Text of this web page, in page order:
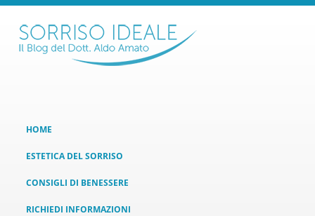
HOME
ESTETICA DEL SORRISO
CONSIGLI DI BENESSERE
RICHIEDI INFORMAZIONI